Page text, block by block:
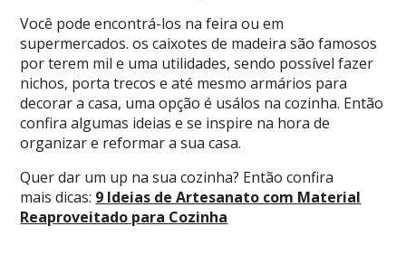
Você pode encontrá-los na feira ou em
supermercados. os caixotes de madeira são famosos
por terem mil e uma utilidades, sendo possível fazer
nichos, porta trecos e até mesmo armários para
decorar a casa, uma opção é usálos na cozinha. Então
confira algumas ideias e se inspire na hora de
organizar e reformar a sua casa.
Quer dar um up na sua cozinha? Então confira
mais dicas: 9 Ideias de Artesanato com Material
Reaproveitado para Cozinha